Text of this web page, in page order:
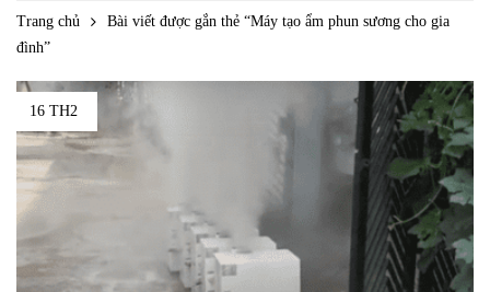
Trang chủ
Bài viết được gắn thẻ “Máy tạo ẩm phun sương cho gia
đình”
16 TH2